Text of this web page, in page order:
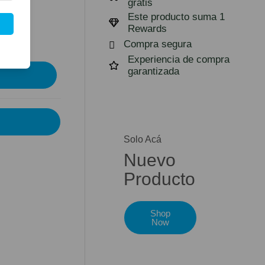
gratis
Este producto suma 1
Rewards
Compra segura
Experiencia de compra
garantizada
Solo Acá
Nuevo
Producto
Shop
Now